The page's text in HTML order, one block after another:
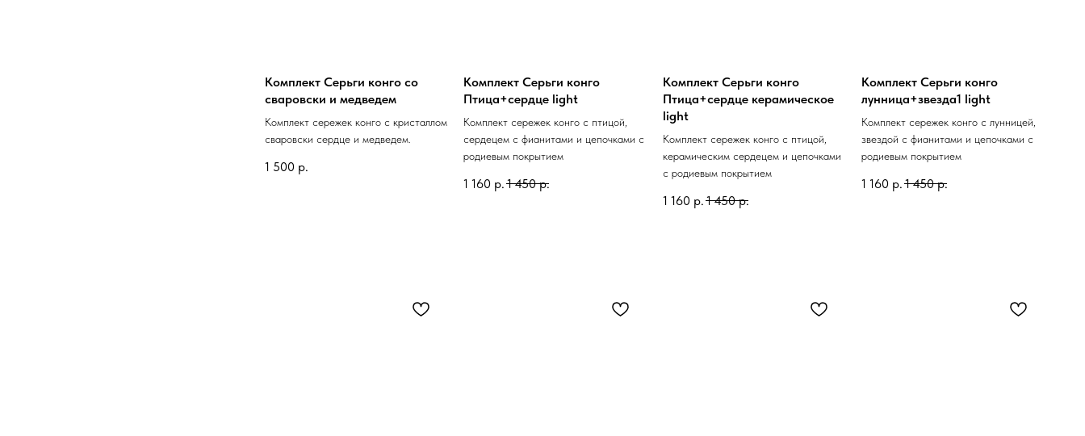
Комплект Серьги конго со
сваровски и медведем
Комплект сережек конго с кристаллом
сваровски сердце и медведем.
1 500 р.
Комплект Серьги конго
Птица+сердце light
Комплект сережек конго с птицой,
сердецем с фианитами и цепочками с
родиевым покрытием
1 160 р. 1 450 р.
Комплект Серьги конго
Птица+сердце керамическое
light
Комплект сережек конго с птицой,
керамическим сердецем и цепочками
с родиевым покрытием
1 160 р. 1 450 р.
Комплект Серьги конго
лунница+звезда1 light
Комплект сережек конго с лунницей,
звездой с фианитами и цепочками с
родиевым покрытием
1 160 р. 1 450 р.